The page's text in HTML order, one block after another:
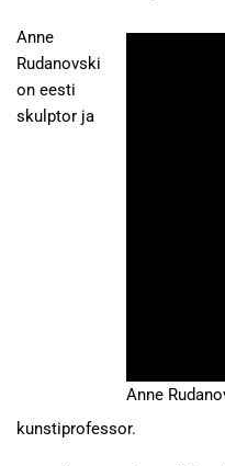
Anne
Anne
Rudanovski
on eesti
skulptor ja
kunstiprofessor.